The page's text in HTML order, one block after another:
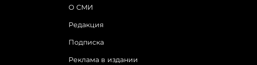
О СМИ
Редакция
Подписка
Реклама в издании